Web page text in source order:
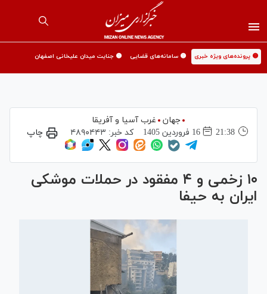
🟡 پرونده‌های ویژه خبری 🟡 سامانه‌های قضایی 🟡 جنایت میدان علیخانی اصفهان
جهان
غرب آسیا و آفریقا
21:38
16 فروردين 1405 کد خبر: ۴۸۹۰۴۴۳ چاپ
۱۰ زخمی و ۴ مفقود در حملات موشکی
ایران به حیفا